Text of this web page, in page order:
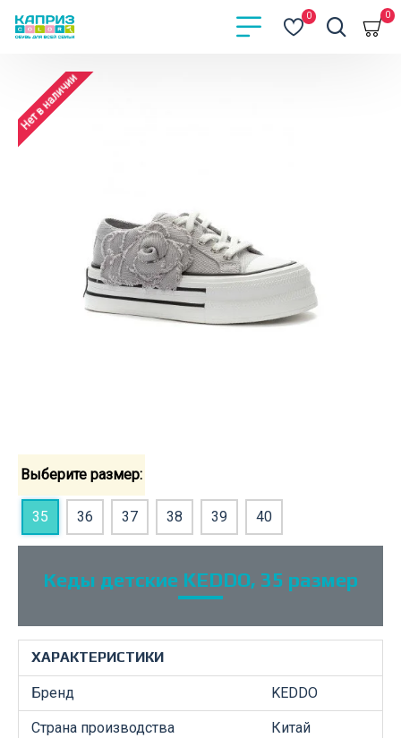
0 0
Нет в наличии
Выберите размер:
35 36 37 38 39 40
Кеды детские KEDDO, 35 размер
ХАРАКТЕРИСТИКИ
Бренд KEDDO
Страна производства Китай